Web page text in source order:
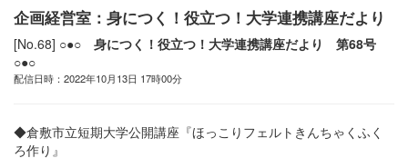
企画経営室：身につく！役立つ！大学連携講座だより
[No.68] ○●○ 身につく！役立つ！大学連携講座だより 第68号
○●○
配信日時：2022年10月13日 17時00分
◆倉敷市立短期大学公開講座『ほっこりフェルトきんちゃくふく
ろ作り』